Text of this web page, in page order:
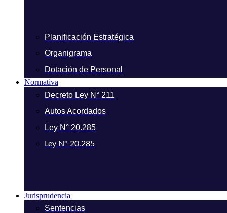
Planificación Estratégica
Organigrama
Dotación de Personal
Normativa
Decreto Ley N° 211
Autos Acordados
Ley N° 20.285
Ley N° 20.285
Jurisprudencia
Sentencias